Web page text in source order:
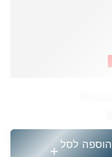
הוספה לסל